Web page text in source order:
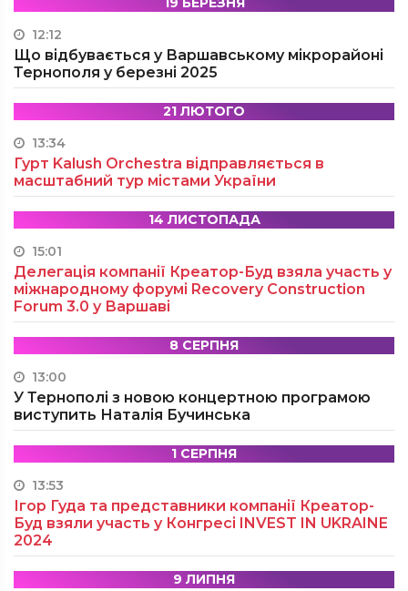
12:12
Що відбувається у Варшавському мікрорайоні
Тернополя у березні 2025
21 ЛЮТОГО
13:34
Гурт Kalush Orchestra відправляється в
масштабний тур містами України
14 ЛИСТОПАДА
15:01
Делегація компанії Креатор-Буд взяла участь у
міжнародному форумі Recovery Construction
Forum 3.0 у Варшаві
8 СЕРПНЯ
13:00
У Тернополі з новою концертною програмою
виступить Наталія Бучинська
1 СЕРПНЯ
13:53
Ігор Гуда та представники компанії Креатор-
Буд взяли участь у Конгресі INVEST IN UKRAINE
2024
9 ЛИПНЯ